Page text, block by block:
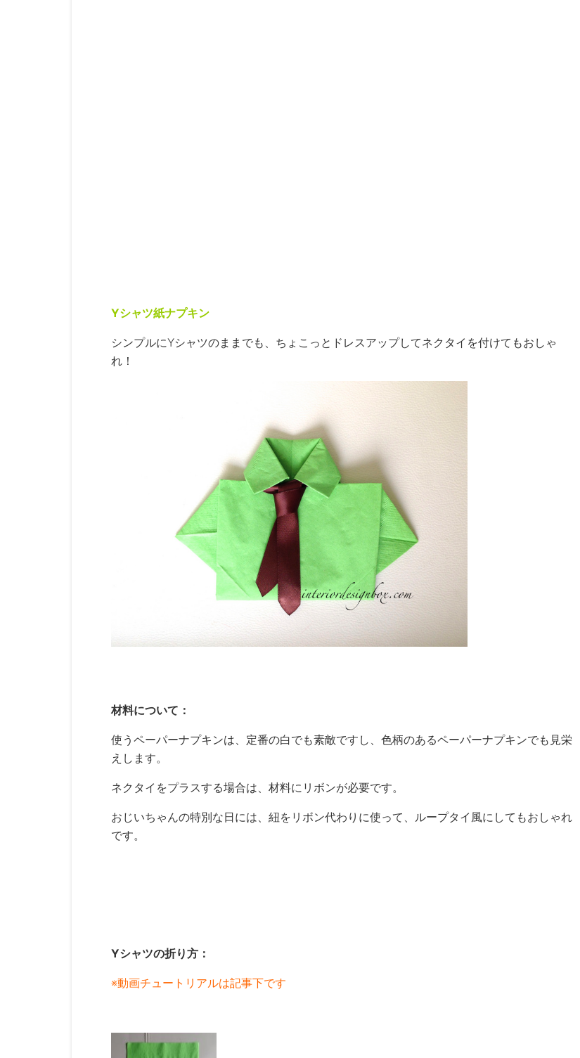
Yシャツ紙ナプキン
シンプルにYシャツのままでも、ちょこっとドレスアップしてネクタイを付けてもおしゃ
れ！
材料について：
使うペーパーナプキンは、定番の白でも素敵ですし、色柄のあるペーパーナプキンでも見栄
えします。
ネクタイをプラスする場合は、材料にリボンが必要です。
おじいちゃんの特別な日には、紐をリボン代わりに使って、ループタイ風にしてもおしゃれ
です。
Yシャツの折り方：
※動画チュートリアルは記事下です